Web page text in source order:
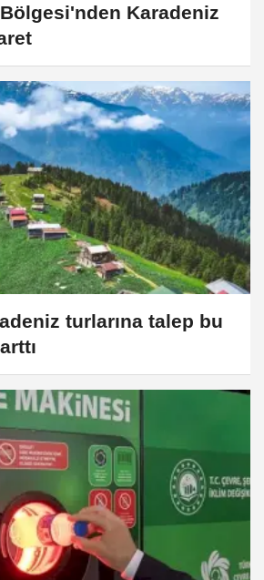
Karadeniz
turlarına talep bu